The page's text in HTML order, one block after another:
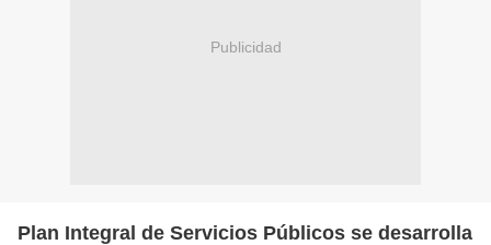
Publicidad
Plan Integral de Servicios Públicos se desarrolla